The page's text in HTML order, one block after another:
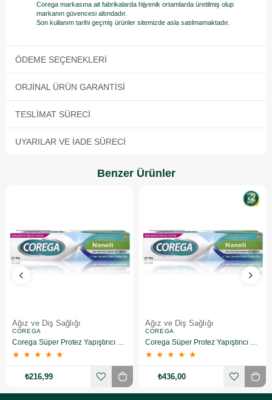
Corega markasına ait fabrikalarda hijyenik ortamlarda üretilmiş olup
markanın güvencesi altındadır.
Son kullanım tarihi geçmiş ürünler sitemizde asla satılmamaktadır.
ÖDEME SEÇENEKLERI
ORJINAL ÜRÜN GARANTISI
TESLIMAT SÜRECI
UYARILAR VE İADE SÜRECI
Benzer Ürünler
Ağız ve Diş Sağlığı
COREGA
Corega Süper Protez Yapıştırıcı Naneli Krem 40 Gr
★ ★ ★ ★ ★
₺216,99
Ağız ve Diş Sağlığı
COREGA
Corega Süper Protez Yapıştırıcı Naneli Krem 40 Gr 2 Adet
★ ★ ★ ★ ★
₺436,00